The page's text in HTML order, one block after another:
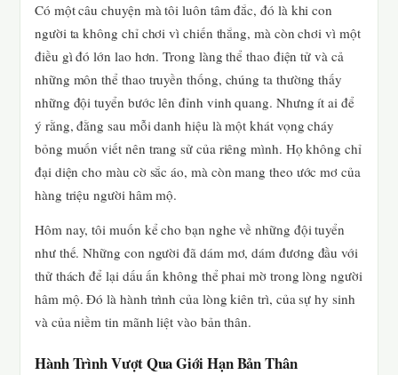
Có một câu chuyện mà tôi luôn tâm đắc, đó là khi con
người ta không chỉ chơi vì chiến thắng, mà còn chơi vì một
điều gì đó lớn lao hơn. Trong làng thể thao điện tử và cả
những môn thể thao truyền thống, chúng ta thường thấy
những đội tuyển bước lên đỉnh vinh quang. Nhưng ít ai để
ý rằng, đằng sau mỗi danh hiệu là một khát vọng cháy
bỏng muốn viết nên trang sử của riêng mình. Họ không chỉ
đại diện cho màu cờ sắc áo, mà còn mang theo ước mơ của
hàng triệu người hâm mộ.
Hôm nay, tôi muốn kể cho bạn nghe về những đội tuyển
như thế. Những con người đã dám mơ, dám đương đầu với
thử thách để lại dấu ấn không thể phai mờ trong lòng người
hâm mộ. Đó là hành trình của lòng kiên trì, của sự hy sinh
và của niềm tin mãnh liệt vào bản thân.
Hành Trình Vượt Qua Giới Hạn Bản Thân